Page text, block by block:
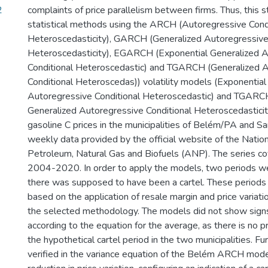
complaints of price parallelism between firms. Thus, this
statistical methods using the ARCH (Autoregressive
Heteroscedasticity), GARCH (Generalized
Heteroscedasticity), EGARCH (Exponential Generalized
Conditional Heteroscedastic) and TGARCH (Generalized
Conditional Heteroscedas)) volatility models (Exponential
Autoregressive Conditional Heteroscedastic) and
Generalized Autoregressive Conditional
gasoline C prices in the municipalities of Belém/PA and
weekly data provided by the official website of the
Petroleum, Natural Gas and Biofuels (ANP). The series
2004-2020. In order to apply the models, two periods
there was supposed to have been a cartel. These
based on the application of resale margin and price
the selected methodology. The models did not show
according to the equation for the average, as there is no
the hypothetical cartel period in the two municipalities.
verified in the variance equation of the Belém ARCH